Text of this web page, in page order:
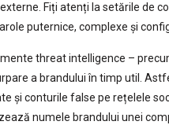
Fiți atenți la setările de
puternice, complexe și
threat intelligence –
a brandului în timp util.
și conturile false pe rețelele
numele brandului unei